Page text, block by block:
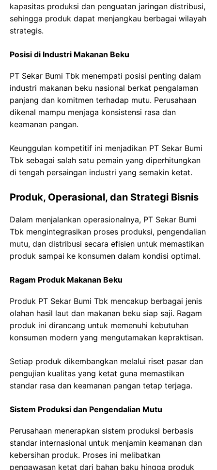
kapasitas produksi dan penguatan jaringan distribusi,
sehingga produk dapat menjangkau berbagai wilayah
strategis.
Posisi di Industri Makanan Beku
PT Sekar Bumi Tbk menempati posisi penting dalam
industri makanan beku nasional berkat pengalaman
panjang dan komitmen terhadap mutu. Perusahaan
dikenal mampu menjaga konsistensi rasa dan
keamanan pangan.
Keunggulan kompetitif ini menjadikan PT Sekar Bumi
Tbk sebagai salah satu pemain yang diperhitungkan
di tengah persaingan industri yang semakin ketat.
Produk, Operasional, dan Strategi Bisnis
Dalam menjalankan operasionalnya, PT Sekar Bumi
Tbk mengintegrasikan proses produksi, pengendalian
mutu, dan distribusi secara efisien untuk memastikan
produk sampai ke konsumen dalam kondisi optimal.
Ragam Produk Makanan Beku
Produk PT Sekar Bumi Tbk mencakup berbagai jenis
olahan hasil laut dan makanan beku siap saji. Ragam
produk ini dirancang untuk memenuhi kebutuhan
konsumen modern yang mengutamakan kepraktisan.
Setiap produk dikembangkan melalui riset pasar dan
pengujian kualitas yang ketat guna memastikan
standar rasa dan keamanan pangan tetap terjaga.
Sistem Produksi dan Pengendalian Mutu
Perusahaan menerapkan sistem produksi berbasis
standar internasional untuk menjamin keamanan dan
kebersihan produk. Proses ini melibatkan
pengawasan ketat dari bahan baku hingga produk